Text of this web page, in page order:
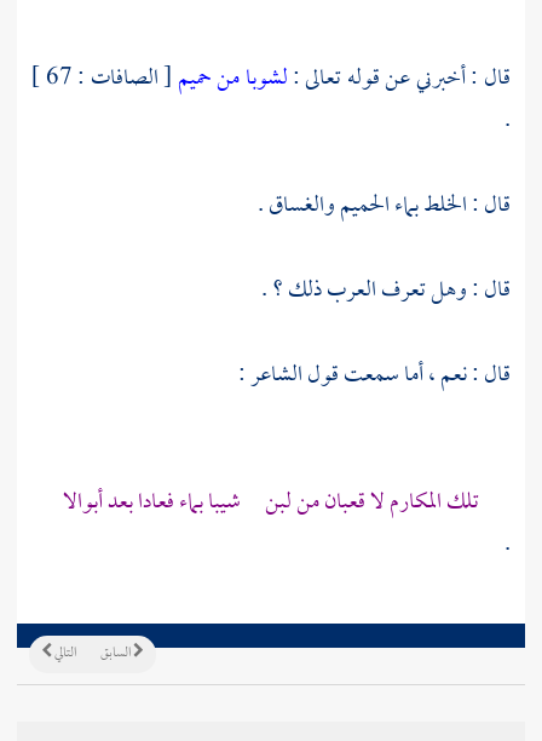
قال : أخبرني عن قوله تعالى :لشوبا من حميم
[ الصافات : 67 ]
.
قال : الخلط بماء الحميم والغساق .
قال : وهل تعرف العرب ذلك ؟ .
قال : نعم ، أما سمعت قول الشاعر :
تلك المكارم لا قعبان من لبن شيبا بماء فعادا بعد أبوالا
.
التالي السابق